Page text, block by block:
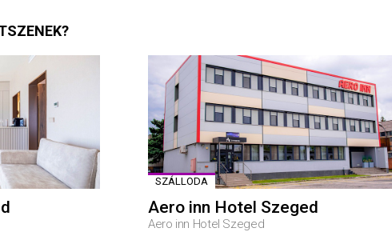
SZÁLLODA
Aero inn Hotel Szeged
Aero inn Hotel Szeged